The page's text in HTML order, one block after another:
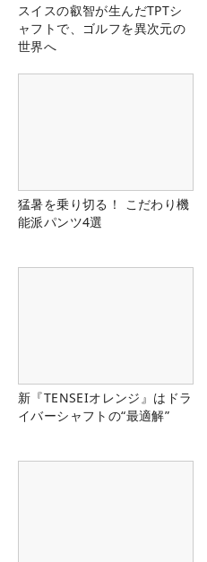
スイスの叡智が生んだTPTシ
ャフトで、ゴルフを異次元の
世界へ
猛暑を乗り切る！ こだわり機
能派パンツ4選
新『TENSEIオレンジ』はドラ
イバーシャフトの“最適解”